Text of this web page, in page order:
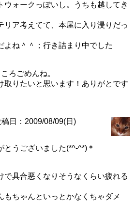
ウォークっぽいし。うちも越してき
リア考えてて、本屋に入り浸りだっ
よね＾＾；行き詰まり中でした
ろごめんね。
取りたいと思います！ありがとです
稿日：2009/08/09(日)
とうございました(*^-^*)＊
で具合悪くなりそうなくらい疲れる
もちゃんといっとかなくちゃダメ